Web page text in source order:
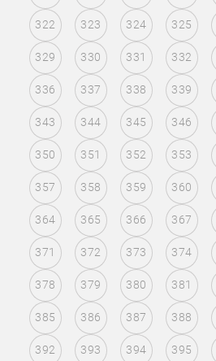
322 323 324 325
329 330 331 332
336 337 338 339
343 344 345 346
350 351 352 353
357 358 359 360
364 365 366 367
371 372 373 374
378 379 380 381
385 386 387 388
392 393 394 395